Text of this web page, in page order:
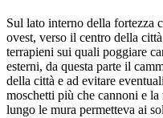
Sul lato interno della fortezza
ovest, verso il centro della
terrapieni sui quali poggiare
esterni, da questa parte il
della città e ad evitare
moschetti più che cannoni e
lungo le mura permetteva ai